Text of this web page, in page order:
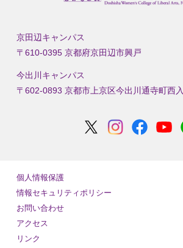
京田辺キャンパス
〒610-0395 京都府京田辺市興戸
今出川キャンパス
〒602-0893 京都市上京区今出川通寺町西入
個人情報保護
情報セキュリティポリシー
お問い合わせ
アクセス
リンク